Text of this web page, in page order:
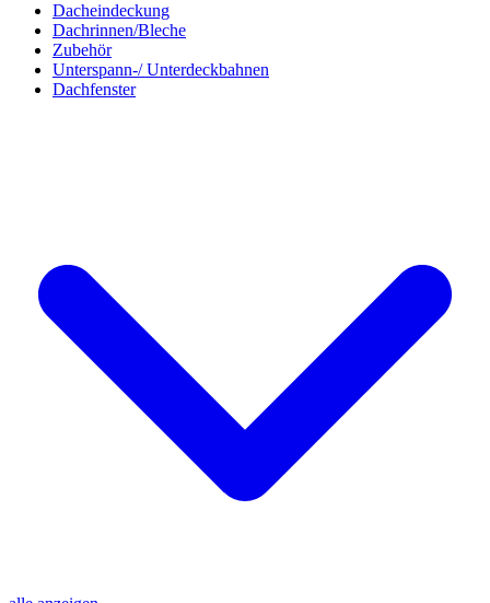
Dacheindeckung
Dachrinnen/Bleche
Zubehör
Unterspann-/ Unterdeckbahnen
Dachfenster